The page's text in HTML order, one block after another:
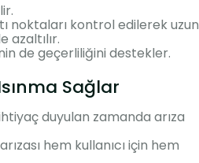
noktaları kontrol edilerek uzun
azaltılır.
de geçerliliğini destekler.
Sağlar
duyulan zamanda arıza
hem kullanıcı için hem